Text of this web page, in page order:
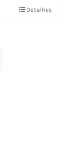
Detalhes